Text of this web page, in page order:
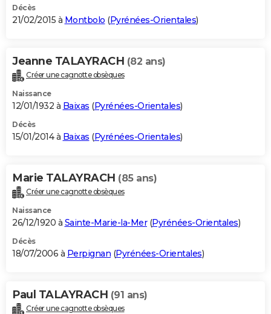
Décès
21/02/2015 à Montbolo (Pyrénées-Orientales)
Jeanne TALAYRACH (82 ans)
Créer une cagnotte obsèques
Naissance
12/01/1932 à Baixas (Pyrénées-Orientales)
Décès
15/01/2014 à Baixas (Pyrénées-Orientales)
Marie TALAYRACH (85 ans)
Créer une cagnotte obsèques
Naissance
26/12/1920 à Sainte-Marie-la-Mer(Pyrénées-Orientales)
Décès
18/07/2006 à Perpignan (Pyrénées-Orientales)
Paul TALAYRACH (91 ans)
Créer une cagnotte obsèques